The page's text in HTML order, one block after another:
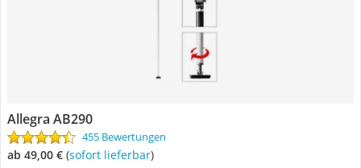
Allegra AB290
455 Bewertungen
ab 49,00 € ( Sofort lieferbar)